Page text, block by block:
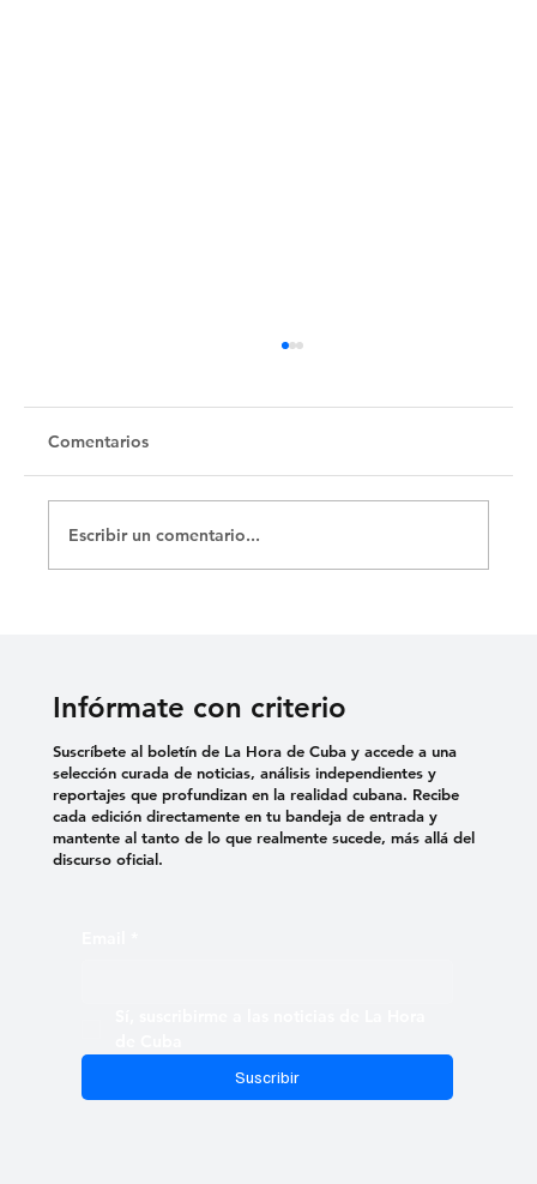
Untitled
Comentarios
Escribir un comentario...
Infórmate con criterio
Suscribir
Suscríbete al boletín de La Hora de Cuba y accede a una
selección curada de noticias, análisis independientes y
reportajes que profundizan en la realidad cubana. Recibe
cada edición directamente en tu bandeja de entrada y
mantente al tanto de lo que realmente sucede, más allá del
discurso oficial.